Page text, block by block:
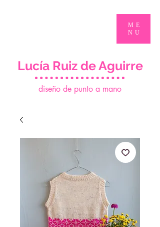
diseño de punto a mano
Lucía Ruiz de Aguirre
ME
NU